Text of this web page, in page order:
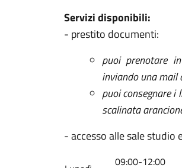
Servizi disponibili:
- prestito documenti:
puoi prenotare
inviando una mail
puoi consegnare
scalinata
- accesso alle sale studio
09:00-12:00